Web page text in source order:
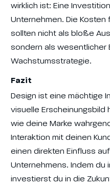
wirklich ist: Eine
Unternehmen. Die
sollten nicht als bloße
sondern als wesentlicher
Wachstumsstrategie.
Fazit
Design ist eine mächtige
visuelle Erscheinungsbild
wie deine Marke
Interaktion mit deinen
einen direkten Einfluss
Unternehmens. Indem du
investierst du in die